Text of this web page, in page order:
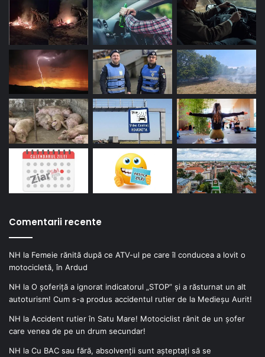
Comentarii recente
NH la Femeie rănită după ce ATV-ul pe care îl conducea a lovit o
motocicletă, în Ardud
NH la O șoferiță a ignorat indicatorul „STOP” și a răsturnat un alt
autoturism! Cum s-a produs accidentul rutier de la Medieșu Aurit!
NH la Accident rutier în Satu Mare! Motociclist rănit de un șofer
care venea de pe un drum secundar!
NH la Cu BAC sau fără, absolvenții sunt așteptați să se